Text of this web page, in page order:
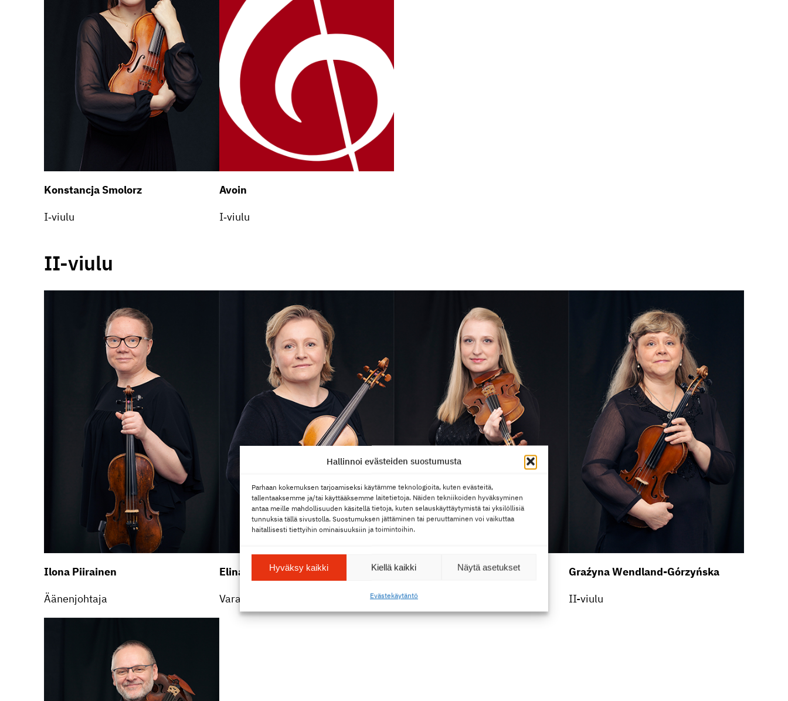
Hallinnoi evästeiden suostumusta
Parhaan kokemuksen tarjoamiseksi käytämme teknologioita, kuten evästeitä,
tallentaaksemme ja/tai käyttääksemme laitetietoja. Näiden tekniikoiden hyväksyminen
antaa meille mahdollisuuden käsitellä tietoja, kuten selauskäyttäytymistä tai yksilöllisiä
tunnuksia tällä sivustolla. Suostumuksen jättäminen tai peruuttaminen voi vaikuttaa
haitallisesti tiettyihin ominaisuuksiin ja toimintoihin.
Hyväksy kaikki Kiellä kaikki Näytä asetukset
Eväste­käy­täntö
Konstancja Smolorz
I‑viulu
Avoin
I‑viulu
II-viulu
Ilona Piirainen
Äänen­joh­taja
Elina Jalas
Varaää­nen­joh­taja
Alina Hiltunen
II-viulu
Graźyna Wendland-Górzyńska
II-viulu